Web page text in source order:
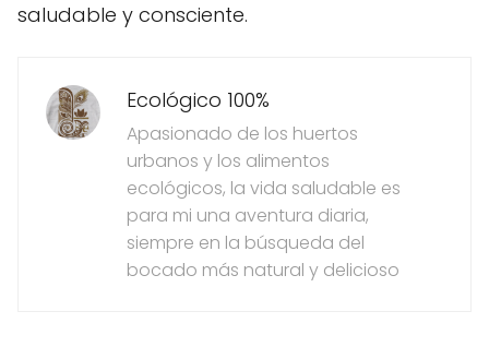
saludable y consciente.
Ecológico 100%
Apasionado de los huertos
urbanos y los alimentos
ecológicos, la vida saludable es
para mi una aventura diaria,
siempre en la búsqueda del
bocado más natural y delicioso